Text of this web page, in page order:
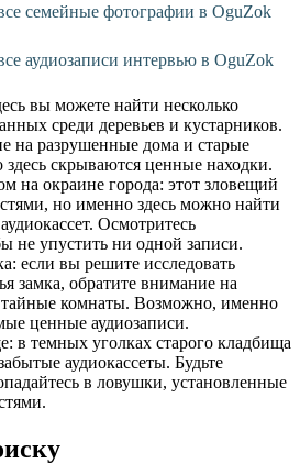
семейные фотографии в OguZok
аудиозаписи интервью в OguZok
вы можете найти несколько
среди деревьев и кустарников.
на разрушенные дома и старые
скрываются ценные находки.
на окраине города: этот зловещий
но именно здесь можно найти
Осмотритесь
не упустить ни одной записи.
если вы решите исследовать
замка, обратите внимание на
комнаты. Возможно, именно
ценные аудиозаписи.
в темных уголках старого кладбища
аудиокассеты. Будьте
в ловушки, установленные